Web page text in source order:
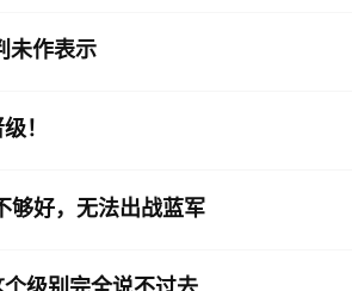
未作表示
！
够好，无法出战蓝军